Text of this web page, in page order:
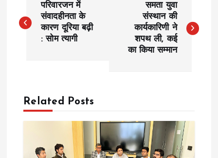
o
n
a
परिवारजन में
संवादहीनता के
कारण दूरिया बढ़ी
: सोम त्यागी
समता युवा
संस्थान की
कार्यकारिणी ने
शपथ ली, कई
का किया सम्मान
Related Posts